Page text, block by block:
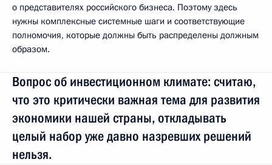
о представителях российского бизнеса. Поэтому здесь
нужны комплексные системные шаги и соответствующие
полномочия, которые должны быть распределены должным
образом.
Вопрос об инвестиционном климате: считаю,
что это критически важная тема для развития
экономики нашей страны, откладывать
целый набор уже давно назревших решений
нельзя.